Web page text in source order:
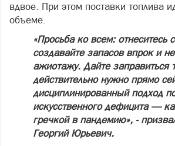
вдвое. При этом поставки топлива
объеме.
«Просьба ко всем: отнеситесь
создавайте запасов впрок и
ажиотажу. Дайте заправиться
действительно нужно прямо
дисциплинированный подход
искусственного дефицита —
гречкой в пандемию», -
Георгий Юрьевич.